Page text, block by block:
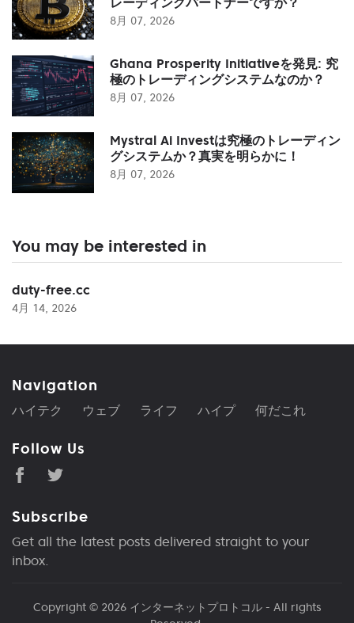
8月 07, 2026
Ghana Prosperity Initiativeを発見: 究
極のトレーディングシステムなのか？
8月 07, 2026
Mystral Ai Investは究極のトレーディン
グシステムか？真実を明らかに！
8月 07, 2026
You may be interested in
duty-free.cc
4月 14, 2026
Navigation
ハイテク ウェブ ライフ ハイプ 何だこれ
Follow Us
Subscribe
Get all the latest posts delivered straight to your
inbox.
Copyright © 2026 インターネットプロトコル- All rights